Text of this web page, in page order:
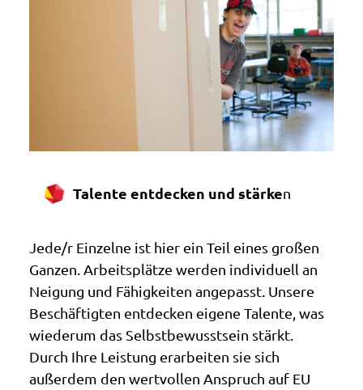
Talente entdecken und stärken
Jede/r Einzelne ist hier ein Teil eines großen
Ganzen. Arbeitsplätze werden individuell an
Neigung und Fähigkeiten angepasst. Unsere
Beschäftigten entdecken eigene Talente, was
wiederum das Selbstbewusstsein stärkt.
Durch Ihre Leistung erarbeiten sie sich
außerdem den wertvollen Anspruch auf EU